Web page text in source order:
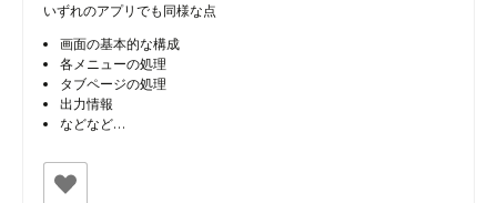
いずれのアプリでも同様な点
画面の基本的な構成
各メニューの処理
タブページの処理
出力情報
などなど…